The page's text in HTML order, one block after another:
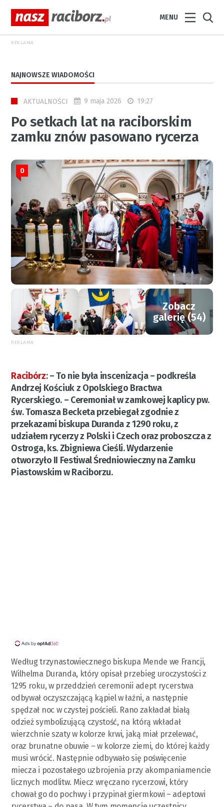
MENU
REKLAMA
NAJNOWSZE WIADOMOŚCI
AKTUALNOŚCI 9 maja 2026 19:27
Po setkach lat na raciborskim
zamku znów pasowano rycerza
0
Zobacz
galerię (54)
REKLAMA
Racibórz:– To nie była inscenizacja – podkreśla
Andrzej Kościuk z Opolskiego Bractwa
Rycerskiego. – Ceremoniał w zamkowej kaplicy pw.
św. Tomasza Becketa przebiegał zgodnie z
przekazami biskupa Duranda z 1290 roku, z
udziałem rycerzy z Polski i Czech oraz proboszcza z
Ostroga, ks. Zbigniewa Cieśli. Wydarzenie
otworzyło II Festiwal Średniowieczny na Zamku
Piastowskim w Raciborzu.
Według trzynastowiecznego biskupa Mende we Francji,
Wilhelma Duranda, który opisał przebieg uroczystości z
1295 roku, w przeddzień ceremonii adept rycerstwa
odbywał oczyszczającą kąpiel w łaźni, a następnie
spędzał noc w czystej pościeli. Rano zakładał białą
odzież symbolizującą czystość, na którą wkładał
wierzchnie szaty w kolorze krwi, jaką miał przelewać,
oraz brunatne obuwie – w kolorze ziemi, do której każdy
musi wrócić. Następnie odbywało się poświęcenie
miecza i pozostałego uzbrojenia przy akompaniamencie
licznych modlitw. Miecz wręczano rycerzowi, który
chował go do pochwy i przypinał giermkowi – adeptowi